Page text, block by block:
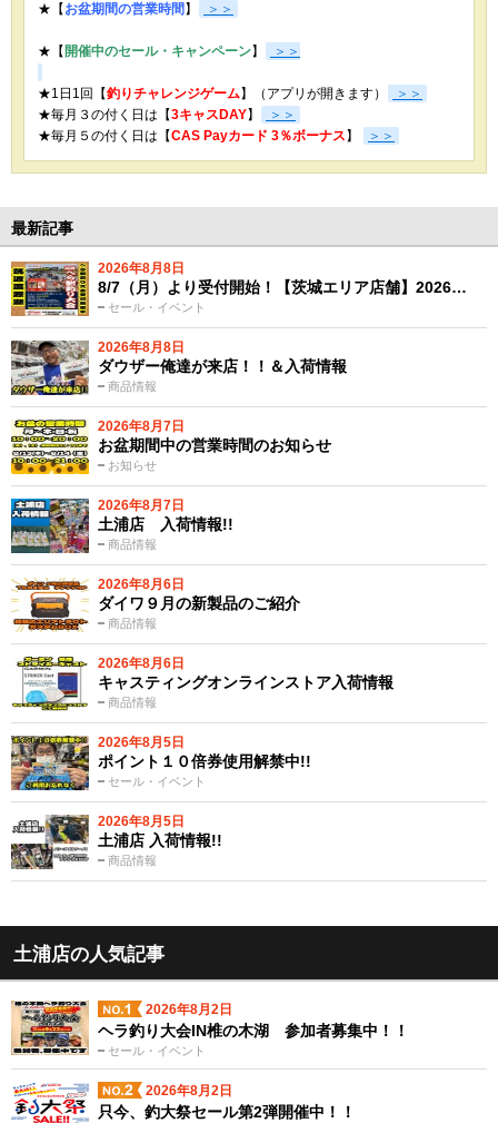
★【 お盆期間の営業時間 】 ＞＞
★【 開催中のセール・キャンペーン】 ＞＞
★1日1回【釣りチャレンジゲーム】（アプリが開きます）
＞＞
★毎月３の付く日は【3キャスDAY】
＞＞
★毎月５の付く日は【CAS Payカード 3％ボーナス 】 ＞＞
最新記事
2026年8月8日
セール・イベント
8/7（月）より受付開始！【茨城エリア店舗】2026…
2026年8月8日
商品情報
ダウザー俺達が来店！！＆入荷情報
2026年8月7日
お知らせ
お盆期間中の営業時間のお知らせ
2026年8月7日
商品情報
土浦店 入荷情報!!
2026年8月6日
商品情報
ダイワ９月の新製品のご紹介
2026年8月6日
商品情報
キャスティングオンラインストア入荷情報
2026年8月5日
セール・イベント
ポイント１０倍券使用解禁中!!
2026年8月5日
商品情報
土浦店 入荷情報!!
土浦店の人気記事
2026年8月2日
セール・イベント
ヘラ釣り大会IN椎の木湖 参加者募集中！！
2026年8月2日
只今、釣大祭セール第2弾開催中！！